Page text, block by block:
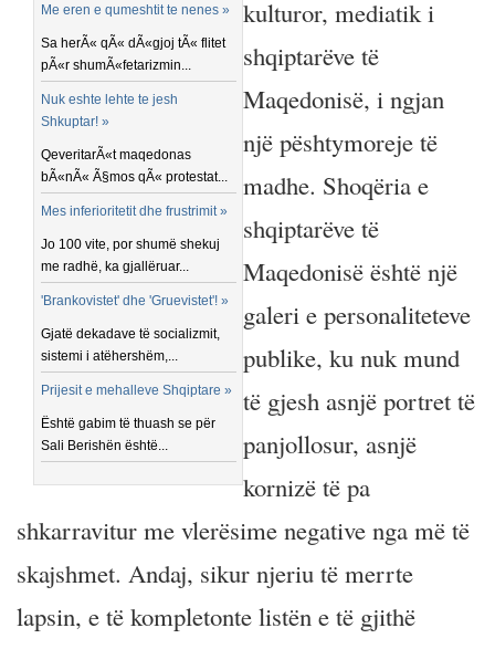
Me eren e qumeshtit te nenes »
Sa herÃ« qÃ« dÃ«gjoj tÃ« flitet
pÃ«r shumÃ«fetarizmin...
Nuk eshte lehte te jesh
Shkuptar! »
QeveritarÃ«t maqedonas
bÃ«nÃ« Ã§mos qÃ« protestat...
Mes inferioritetit dhe frustrimit »
Jo 100 vite, por shumë shekuj
me radhë, ka gjallëruar...
'Brankovistet' dhe 'Gruevistet'! »
Gjatë dekadave të socializmit,
sistemi i atëhershëm,...
Prijesit e mehalleve Shqiptare »
Është gabim të thuash se për
Sali Berishën është...
kulturor, mediatik i
shqiptarëve të
Maqedonisë, i ngjan
një pështymoreje të
madhe. Shoqëria e
shqiptarëve të
Maqedonisë është një
galeri e personaliteteve
publike, ku nuk mund
të gjesh asnjë portret të
panjollosur, asnjë
kornizë të pa
shkarravitur me vlerësime negative nga më të
skajshmet. Andaj, sikur njeriu të merrte
lapsin, e të kompletonte listën e të gjithë